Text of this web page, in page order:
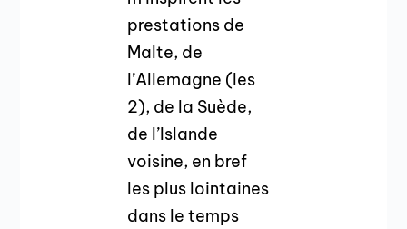
prestations de
Malte, de
l’Allemagne (les
2), de la Suède,
de l’Islande
voisine, en bref
les plus lointaines
dans le temps